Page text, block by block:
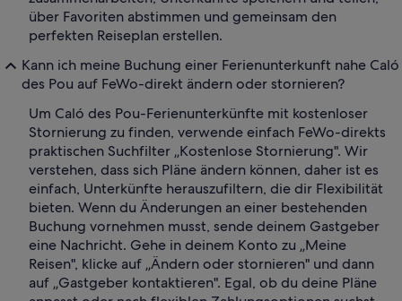
über Favoriten abstimmen und gemeinsam den
perfekten Reiseplan erstellen.
Kann ich meine Buchung einer Ferienunterkunft nahe Caló
des Pou auf FeWo-direkt ändern oder stornieren?
Um Caló des Pou-Ferienunterkünfte mit kostenloser
Stornierung zu finden, verwende einfach FeWo-direkts
praktischen Suchfilter „Kostenlose Stornierung". Wir
verstehen, dass sich Pläne ändern können, daher ist es
einfach, Unterkünfte herauszufiltern, die dir Flexibilität
bieten. Wenn du Änderungen an einer bestehenden
Buchung vornehmen musst, sende deinem Gastgeber
eine Nachricht. Gehe in deinem Konto zu „Meine
Reisen", klicke auf „Ändern oder stornieren" und dann
auf „Gastgeber kontaktieren". Egal, ob du deine Pläne